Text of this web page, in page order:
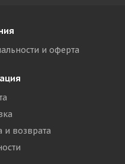
и оферта
и возврата